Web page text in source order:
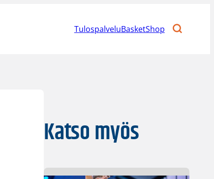
TulospalveluBasketShop
Katso myös